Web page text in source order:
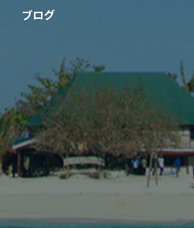
ブログ